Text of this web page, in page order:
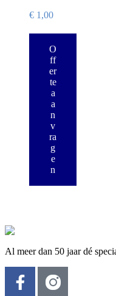
€ 1,00
O
ff
er
te
a
a
n
v
ra
g
e
n
Al meer dan 50 jaar dé